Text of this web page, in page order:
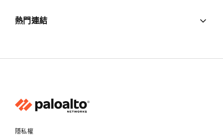
熱門連結
隱私權